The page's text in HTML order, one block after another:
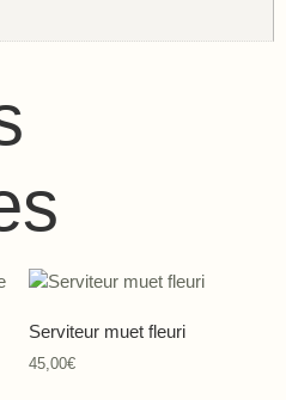
Serviteur muet fleuri
45,00€